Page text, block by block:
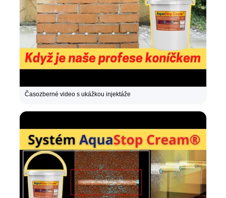
Časozberné video s ukážkou injektáže